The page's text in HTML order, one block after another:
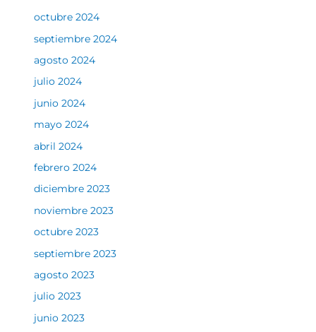
octubre 2024
septiembre 2024
agosto 2024
julio 2024
junio 2024
mayo 2024
abril 2024
febrero 2024
diciembre 2023
noviembre 2023
octubre 2023
septiembre 2023
agosto 2023
julio 2023
junio 2023